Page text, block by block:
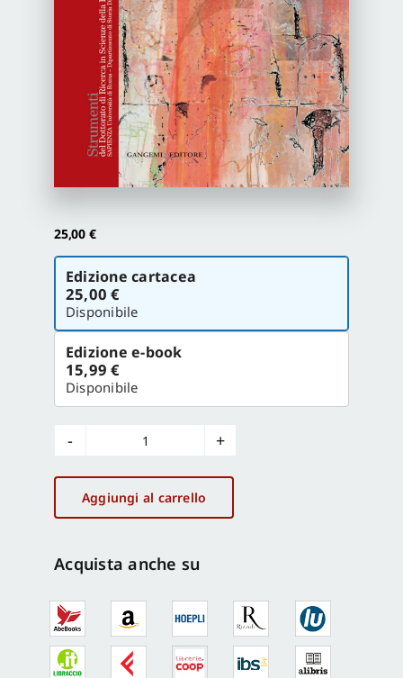
Proposte di pubblicazione
Gangemi Editore
Newsletter
25,00 €
Scegli
versione
Edizione cartacea
25,00 €
Disponibile
Edizione e-book
15,99 €
Disponibile
Verso
un
disegno
"integrato"
Aggiungi al carrello
Acquista anche su